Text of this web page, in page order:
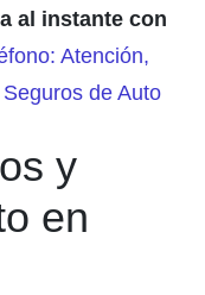
al instante con
Atención,
de Auto
y
en